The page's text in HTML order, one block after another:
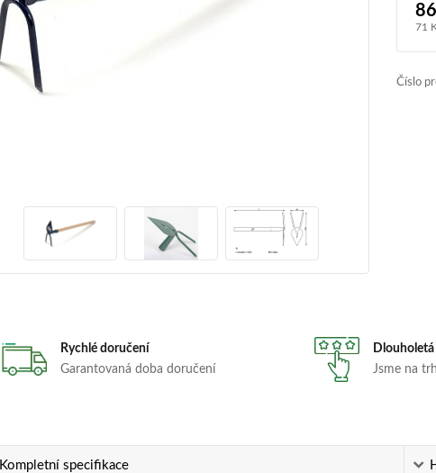
71
Číslo
Rychlé doručení
Garantovaná doba doručení
Jsme na
Kompletní specifikace